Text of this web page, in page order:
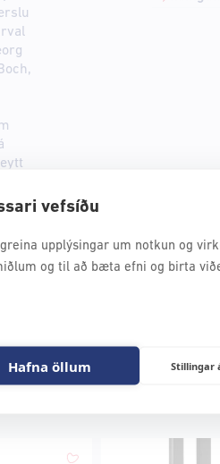
vefsíðu
upplýsingar um notkun og
og til að bæta efni og birta
Hafna öllum Stillingar